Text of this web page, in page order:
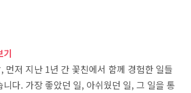
기
먼저 지난 1년 간 꽃친에서 함께 경험한 일들
니다. 가장 좋았던 일, 아쉬웠던 일, 그 일을 통